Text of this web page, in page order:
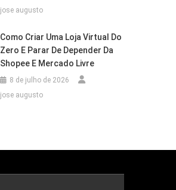
jose augusto
Como Criar Uma Loja Virtual Do
Zero E Parar De Depender Da
Shopee E Mercado Livre
8 de julho de 2026
jose augusto